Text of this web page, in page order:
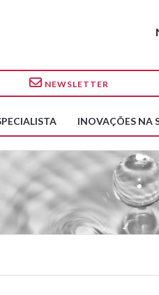
NEWSLETTER
INOVAÇÕES NA